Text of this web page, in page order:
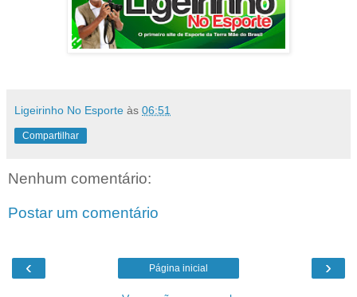
Ligeirinho No Esporte às 06:51
Compartilhar
Nenhum comentário:
Postar um comentário
‹ ›
Página inicial